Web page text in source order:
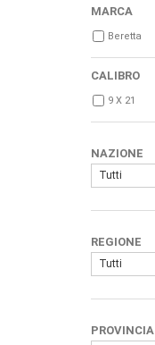
MARCA
Beretta
CALIBRO
9 X 21
NAZIONE
Tutti
REGIONE
Tutti
PROVINCIA